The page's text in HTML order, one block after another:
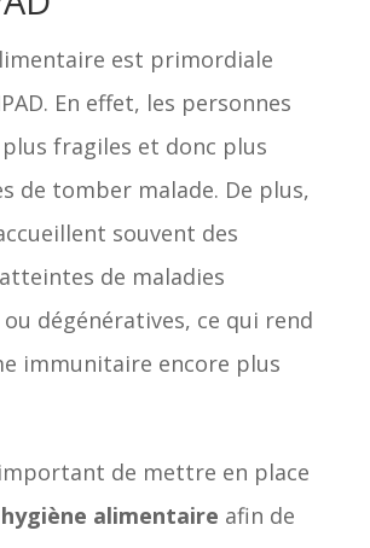
est primordiale
En effet, les personnes
fragiles et donc plus
de tomber malade. De plus,
souvent des
de maladies
dégénératives, ce qui rend
immunitaire encore plus
de mettre en place
alimentaire afin de